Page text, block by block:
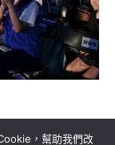
，幫助我們改